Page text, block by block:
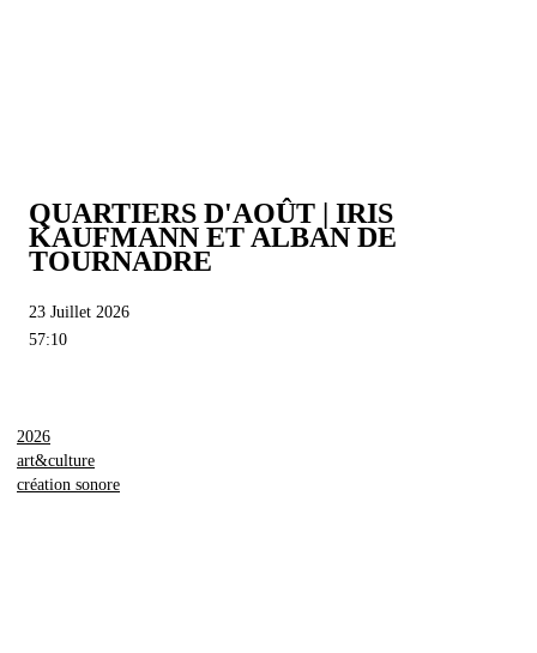
QUARTIERS D'AOÛT | IRIS
KAUFMANN ET ALBAN DE
TOURNADRE
23 Juillet 2026
57:10
2026
art&culture
création sonore